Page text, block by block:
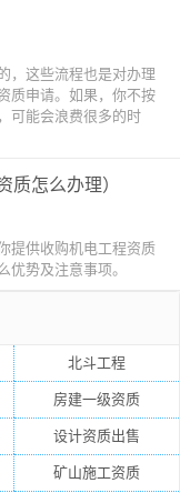
，这些流程也是对办理
质申请。如果，你不按
可能会浪费很多的时
质怎么办理）
提供收购机电工程资质
势及注意事项。
北斗工程
房建一级资质
设计资质出售
矿山施工资质